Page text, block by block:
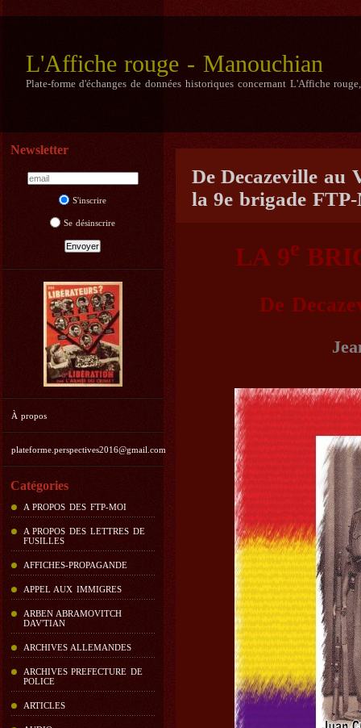
L'Affiche rouge - Manouchian
Plate-forme d'échanges de données historiques concernant L'Affiche
Newsletter
S'inscrire
Se désinscrire
À propos
plateforme.perspectives2016@gmail.com
Catégories
A PROPOS DES FTP-MOI
A PROPOS DES LETTRES DE
FUSILLES
AFFICHES-PROPAGANDE
APPEL AUX IMMIGRES
ARBEN ABRAMOVITCH
DAV'TIAN
ARCHIVES ALLEMANDES
ARCHIVES PREFECTURE DE
POLICE
ARTICLES
De Decazeville au
la 9e brigade
LA 9e
De